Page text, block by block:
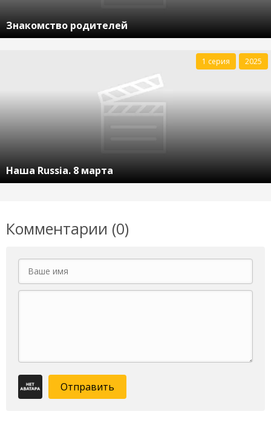
Знакомство родителей
Наша Russia. 8 марта
1 серия 2025
Комментарии (0)
Отправить